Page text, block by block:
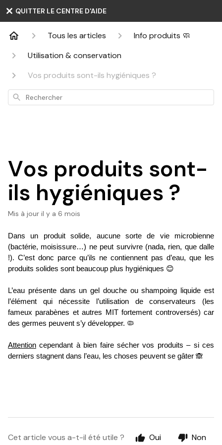
QUITTER LE CENTRE D'AIDE
Tous les articles
Info produits 🧼
Utilisation & conservation
Vos produits sont-ils hygiéniques ?
Rechercher
Vos produits sont-
ils hygiéniques ?
Mis à jour il y a 6 mois
Dans un produit solide, aucune sorte de vie microbienne
(bactérie, moisissure…) ne peut survivre (nada, rien, que dalle
!). C’est donc parce qu’ils ne contiennent pas d’eau, que les
produits solides sont beaucoup plus hygiéniques 😊
L’eau présente dans un gel douche ou shampoing liquide est
l’élément qui nécessite l’utilisation de conservateurs (les
fameux parabènes et autres MIT fortement controversés) car
des germes peuvent s’y développer. 🦠
Attention cependant à bien faire sécher vos produits – si ces
derniers stagnent dans l’eau, les choses peuvent se gâter 🙈
Cet article vous a-t-il été utile ? Oui Non